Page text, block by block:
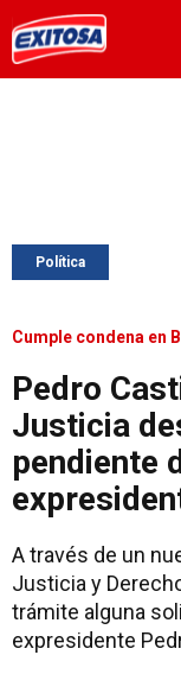
Política
Cumple condena en
Pedro
Justicia
pendiente
A través de un
Justicia y
trámite alguna
expresidente